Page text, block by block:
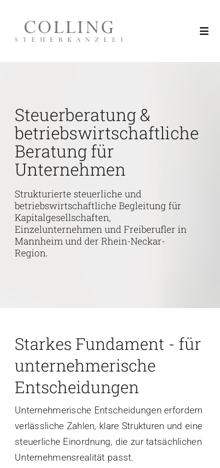
content
Region Rhein-Neckar
Aktuelles & Fachinformationen
Service
Karriere
Steuerberatung &
betriebswirtschaftliche
Beratung für
Unternehmen
Strukturierte steuerliche und
betriebswirtschaftliche Begleitung für
Kapitalgesellschaften,
Einzelunternehmen und Freiberufler in
Mannheim und der Rhein-Neckar-
Region.
Starkes Fundament - für
unternehmerische
Entscheidungen
Unternehmerische Entscheidungen erfordern
verlässliche Zahlen, klare Strukturen und eine
steuerliche Einordnung, die zur tatsächlichen
Unternehmensrealität passt.